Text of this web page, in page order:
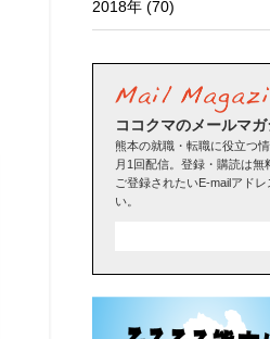
2018年 (70)
ココクマのメールマ
熊本の就職・転職に役立つ
月1回配信。登録・購読は無
ご登録されたいE-mailアド
い。